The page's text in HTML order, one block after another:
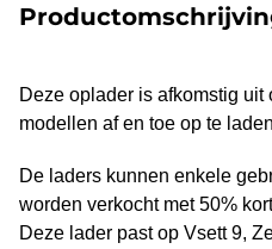
Deze oplader is afkomstig
modellen af en toe op te
De laders kunnen enkele
worden verkocht met 50%
Deze lader past op Vsett 9,